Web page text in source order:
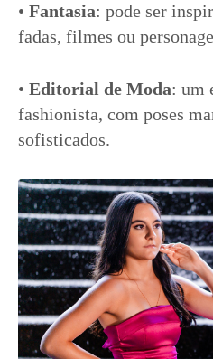
• Fantasia: pode ser
fadas, filmes ou
• Editorial de Moda: um
fashionista, com poses
sofisticados.